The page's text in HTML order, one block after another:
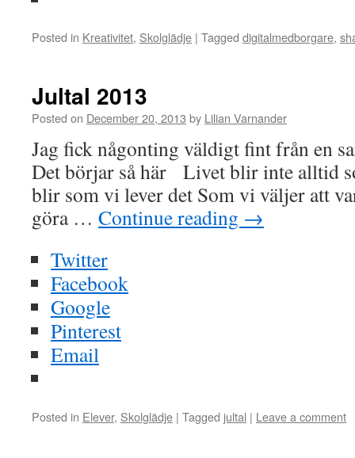
Posted in Kreativitet, Skolglädje | Tagged digitalmedborgare,
Jultal 2013
Posted on December 20, 2013 by Lilian Varnander
Jag fick någonting väldigt fint från en
Det börjar så här Livet blir inte alltid
blir som vi lever det Som vi väljer att
göra … Continue reading →
Twitter
Facebook
Google
Pinterest
Email
Posted in Elever, Skolglädje | Tagged jultal | Leave a comment